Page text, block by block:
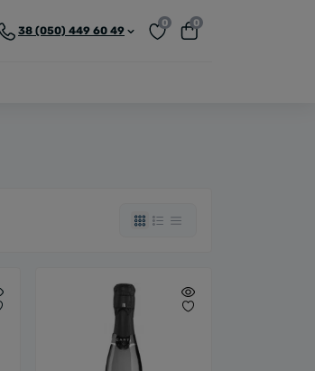
38 (050) 449 60 49
0 0